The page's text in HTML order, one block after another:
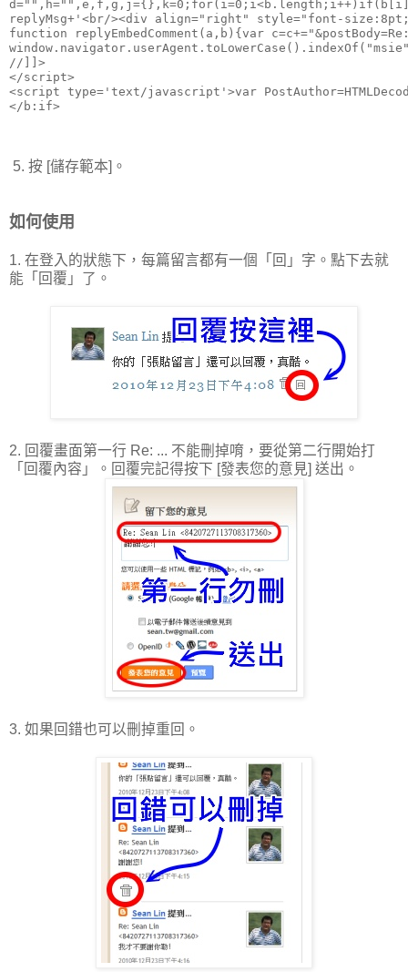
replyMsg+'<br/><div align="right" style="font-size:8pt;
function replyEmbedComment(a,b){var
//]]>
</script>
<script type='text/javascript'>var
</b:if>
5. 按 [儲存範本]。
如何使用
1. 在登入的狀態下，每篇留言都有一個「回」字。點下去就
能「回覆」了。
2. 回覆畫面第一行 Re: ... 不能刪掉唷，要從第二行開始打
「回覆內容」。回覆完記得按下 [發表您的意見] 送出。
3. 如果回錯也可以刪掉重回。